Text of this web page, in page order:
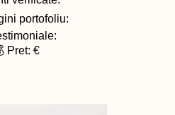
portofoliu:
Pret: €